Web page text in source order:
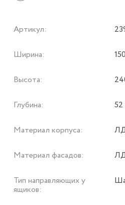
Артикул:
Ширина:
Высота:
Глубина: 52
Материал корпуса:
Материал фасадов:
Тип направляющих у
ящиков: